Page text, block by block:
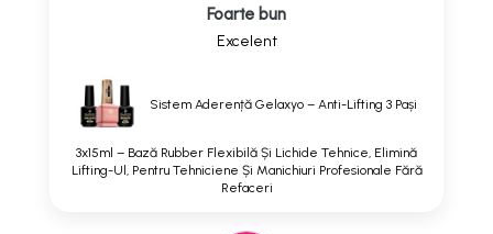
Foarte bun
Excelent
Sistem Aderență Gelaxyo – Anti-Lifting 3 Pași
3x15ml – Bază Rubber Flexibilă Și Lichide Tehnice, Elimină
Lifting-Ul, Pentru Tehniciene Și Manichiuri Profesionale Fără
Refaceri